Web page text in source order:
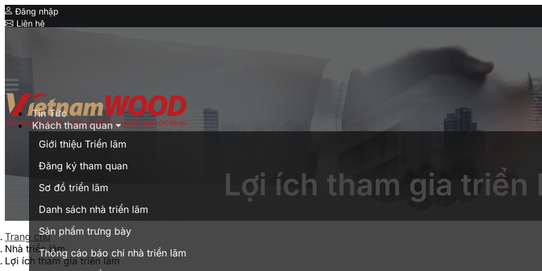
Đăng nhập
Liên hệ
Serial Expo
MyanmarWood
Vietnam Expo
Triển lãm thương mại tại Việt Nam
English
Tin Tức
Khách tham quan
Giới thiệu Triển lãm
Đăng ký tham quan
Sơ đồ triển lãm
Danh sách nhà triển lãm
Sản phẩm trưng bày
Thông cáo báo chí nhà triển lãm
Lợi ích tham gia triển
Trang chủ
Nhà triển lãm
Lợi ích tham gia triển lãm